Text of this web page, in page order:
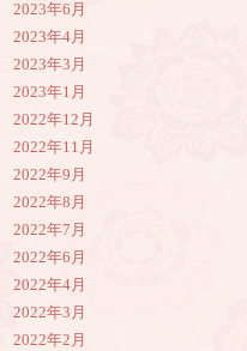
2023年6月
2023年4月
2023年3月
2023年1月
2022年12月
2022年11月
2022年9月
2022年8月
2022年7月
2022年6月
2022年4月
2022年3月
2022年2月